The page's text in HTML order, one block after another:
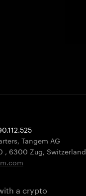
Tangem AG
, 6300 Zug, Switzerland
a crypto